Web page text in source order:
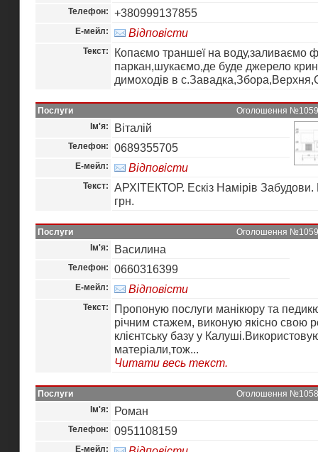
Телефон: +380999137855
Е-мейл: Відповісти
Текст:
Копаємо траншеї на воду,заливаємо
паркан,шукаємо,де буде джерело
димоходів в
Послуги
Оголошення
Ім'я:
Віталій
Телефон: 0689355705
Е-мейл: Відповісти
Текст:
АРХІТЕКТОР. Ескіз Намірів
грн.
Послуги
Оголошення
Ім'я:
Василина
Телефон: 0660316399
Е-мейл: Відповісти
Текст:
Пропоную послуги манікюру та
річним стажем, виконую якісно свою
клієнтську базу у
матеріали,тож...
Читати весь текст.
Послуги
Оголошення
Ім'я:
Роман
Телефон: 0951108159
Е-мейл: